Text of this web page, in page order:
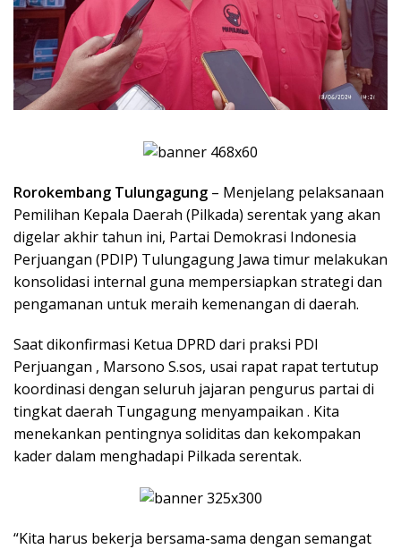
Rorokembang Tulungagung – Menjelang pelaksanaan
Pemilihan Kepala Daerah (Pilkada) serentak yang akan
digelar akhir tahun ini, Partai Demokrasi Indonesia
Perjuangan (PDIP) Tulungagung Jawa timur melakukan
konsolidasi internal guna mempersiapkan strategi dan
pengamanan untuk meraih kemenangan di daerah.
Saat dikonfirmasi Ketua DPRD dari praksi PDI
Perjuangan , Marsono S.sos, usai rapat rapat tertutup
koordinasi dengan seluruh jajaran pengurus partai di
tingkat daerah Tungagung menyampaikan . Kita
menekankan pentingnya soliditas dan kekompakan
kader dalam menghadapi Pilkada serentak.
“Kita harus bekerja bersama-sama dengan semangat